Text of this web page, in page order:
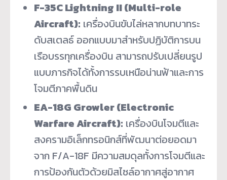
F-35C Lightning II (Multi-role
Aircraft): เครื่องบินขับไล่หลากบทบาทระ
ดับสเตลธ์ ออกแบบมาสำหรับปฏิบัติการบน
เรือบรรทุกเครื่องบิน สามารถปรับเปลี่ยนรูป
แบบภารกิจได้ทั้งการรบเหนือน่านฟ้าและการ
โจมตีภาคพื้นดิน
EA-18G Growler (Electronic
Warfare Aircraft): เครื่องบินโจมตีและ
สงครามอิเล็กทรอนิกส์ที่พัฒนาต่อยอดมา
จาก F/A-18F มีความสมดุลทั้งการโจมตีและ
การป้องกันตัวด้วยมิสไซล์อากาศสู่อากาศ